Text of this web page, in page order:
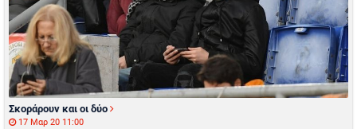
Σκοράρουν και οι δύο
17 Μαρ 20 11:00